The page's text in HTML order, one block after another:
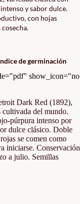
y sabor dulce.
con hojas
de germinación
Dark Red (1892),
cultivada del mundo.
púrpura intenso por
dulce clásico. Doble
se comen como
iniciarse. Conservación
a julio. Semillas